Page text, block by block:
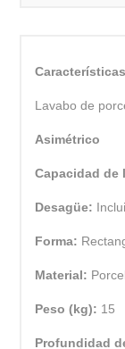
Lavabo de
Asimétrico
Capacidad
Desagüe:
Forma:
Material:
Peso (kg): 15
Profundidad